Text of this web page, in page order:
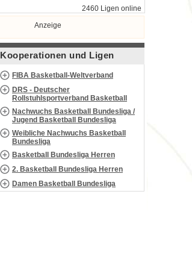
2460 Ligen online
Anzeige
Kooperationen und Ligen
FIBA Basketball-Weltverband
DRS - Deutscher
Rollstuhlsportverband Basketball
Nachwuchs Basketball Bundesliga /
Jugend Basketball Bundesliga
Weibliche Nachwuchs Basketball
Bundesliga
Basketball Bundesliga Herren
2. Basketball Bundesliga Herren
Damen Basketball Bundesliga